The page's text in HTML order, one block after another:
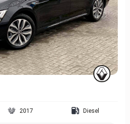
2017 Diesel